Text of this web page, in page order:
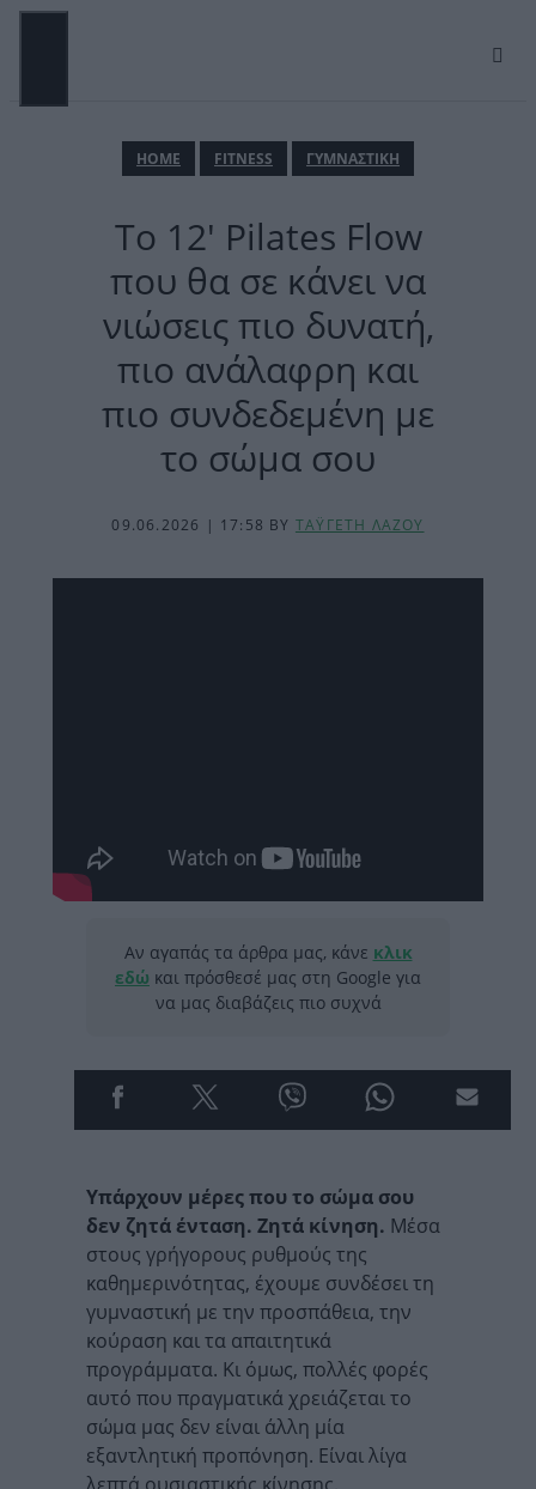
Μετάβαση
ΗΟΜΕ FITNESS ΓΥΜΝΑΣΤΙΚΗ
Το 12′ Pilates Flow
που θα σε κάνει να
νιώσεις πιο δυνατή,
πιο ανάλαφρη και
πιο συνδεδεμένη με
το σώμα σου
09.06.2026 | 17:58 BY ΤΑΫΓΕΤΗ ΛΑΖΟΥ
Αν αγαπάς τα άρθρα μας, κάνε κλικ
εδώ και πρόσθεσέ μας στη Google για
να μας διαβάζεις πιο συχνά
Υπάρχουν μέρες που το σώμα σου
δεν ζητά ένταση. Ζητά κίνηση. Μέσα
στους γρήγορους ρυθμούς της
καθημερινότητας, έχουμε συνδέσει τη
γυμναστική με την προσπάθεια, την
κούραση και τα απαιτητικά
προγράμματα. Κι όμως, πολλές φορές
αυτό που πραγματικά χρειάζεται το
σώμα μας δεν είναι άλλη μία
εξαντλητική προπόνηση. Είναι λίγα